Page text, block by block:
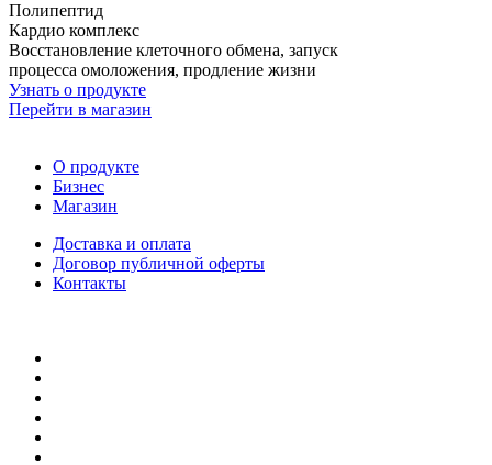
Полипептид
Кардио комплекс
Восстановление клеточного обмена, запуск
процесса омоложения, продление жизни
Узнать о продукте
Перейти в магазин
О продукте
Бизнес
Магазин
Доставка и оплата
Договор публичной оферты
Контакты